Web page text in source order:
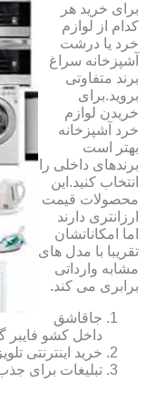
برای خرید هر
کدام از لوازم
خرد یا درشت
آشپزخانه سراغ
برند متفاوتی
بروید.برای
خریدن لوازم
خرد آشپزخانه
بهتر است
برندهای داخلی را
انتخاب کنید.این
محصولات قیمت
ارزانتری دارند
اما امکاناتشان
تقریبا با مدل های
مشابه وارداتی
برابری می کند.
جاقاشق
داخل کشو فایبر
خرید اینترنتی
تبلیغات برای